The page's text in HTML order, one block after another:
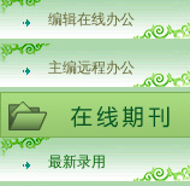
编辑在线办公
主编远程办公
最新录用